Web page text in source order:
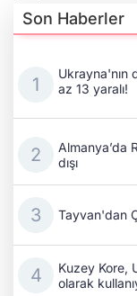
Son Haberler
Ukrayna'nın
az 13 yaralı!
Almanya’da
dışı
Tayvan'dan
Kuzey Kore,
olarak